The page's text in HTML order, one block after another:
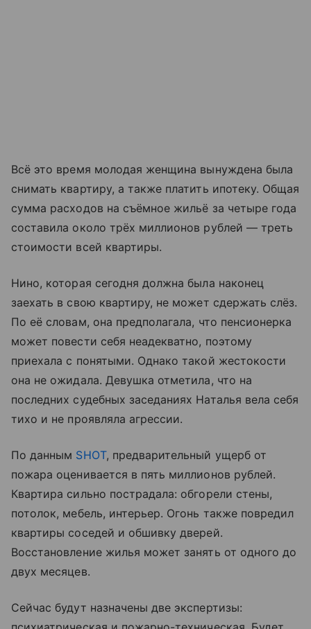
Всё это время молодая женщина вынуждена была
снимать квартиру, а также платить ипотеку. Общая
сумма расходов на съёмное жильё за четыре года
составила около трёх миллионов рублей — треть
стоимости всей квартиры.
Нино, которая сегодня должна была наконец
заехать в свою квартиру, не может сдержать слёз.
По её словам, она предполагала, что пенсионерка
может повести себя неадекватно, поэтому
приехала с понятыми. Однако такой жестокости
она не ожидала. Девушка отметила, что на
последних судебных заседаниях Наталья вела себя
тихо и не проявляла агрессии.
По данным SHOT, предварительный ущерб от
пожара оценивается в пять миллионов рублей.
Квартира сильно пострадала: обгорели стены,
потолок, мебель, интерьер. Огонь также повредил
квартиры соседей и обшивку дверей.
Восстановление жилья может занять от одного до
двух месяцев.
Сейчас будут назначены две экспертизы: